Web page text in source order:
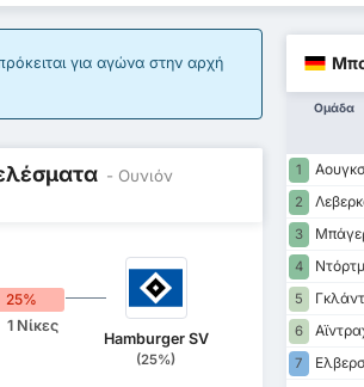
για αγώνα στην αρχή
- Ουνιόν
25%
1 Νίκες
Hamburger SV
(25%)
Ομάδα
1
2
3
4
5
6
7